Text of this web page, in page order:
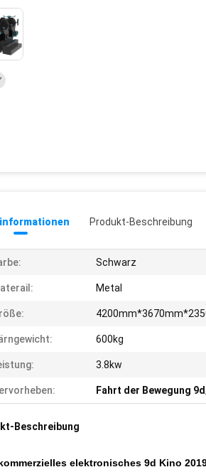
Produkt-Beschreibung
Schwarz
Metal
600kg
3.8kw
Fahrt der Bewegung 9d,
Beschreibung
elektronisches 9d Kino